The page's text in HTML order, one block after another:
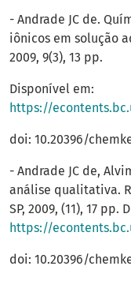
- Andrade JC de.
iônicos em solução
2009, 9(3), 13 pp.
Disponível em:
https://
doi: 10.20396/
- Andrade JC de,
análise qualitativa.
SP, 2009, (11), 17 pp.
https://
doi: 10.20396/